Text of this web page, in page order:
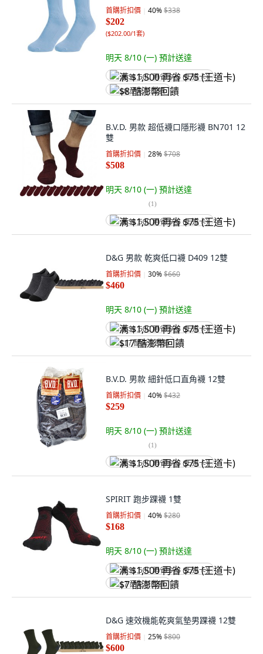
首購折扣價 40%$338
$202
($202.00/1套)
明天 8/10 (一) 預計送達
满 $1,500 再省 $75 (王道卡)
$8 酷澎幣回饋
B.V.D. 男款 超低襪口隱形襪 BN701 12
雙
首購折扣價 28%$708
$508
明天 8/10 (一) 預計送達
(1)
满 $1,500 再省 $75 (王道卡)
D&G 男款 乾爽低口襪 D409 12雙
首購折扣價 30%$660
$460
明天 8/10 (一) 預計送達
满 $1,500 再省 $75 (王道卡)
$17 酷澎幣回饋
B.V.D. 男款 細針低口直角襪 12雙
首購折扣價 40%$432
$259
明天 8/10 (一) 預計送達
(1)
满 $1,500 再省 $75 (王道卡)
SPIRIT 跑步踝襪 1雙
首購折扣價 40%$280
$168
明天 8/10 (一) 預計送達
满 $1,500 再省 $75 (王道卡)
$7 酷澎幣回饋
D&G 速效機能乾爽氣墊男踝襪 12雙
首購折扣價 25%$800
$600